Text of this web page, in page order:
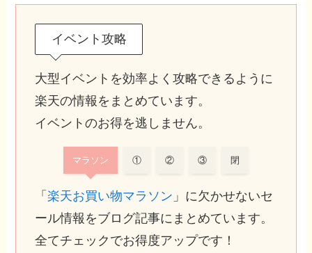
イベント攻略
大型イベントを効率よく攻略できるように
楽天の情報をまとめています。
イベントのお得を逃しません。
マラソン ① ② ③ 閉
「楽天お買い物マラソン 」に欠かせないセ
ール情報をブログ記事にまとめています。
全てチェックでお得度アップです！